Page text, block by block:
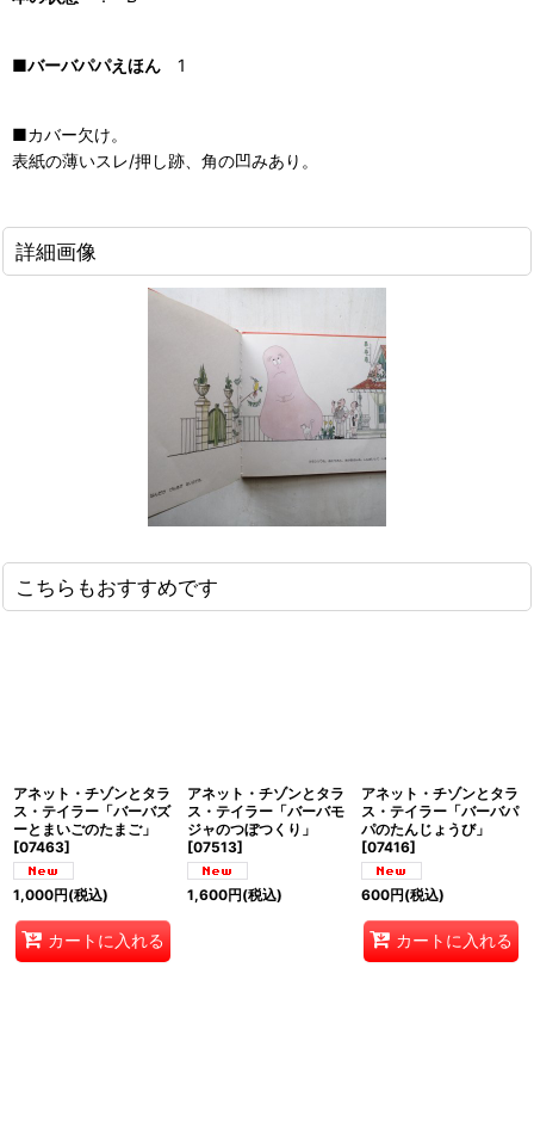
■バーバパパえほん 1
■カバー欠け。
表紙の薄いスレ/押し跡、角の凹みあり。
詳細画像
こちらもおすすめです
アネット・チゾンとタラ
ス・テイラー「バーバズ
ーとまいごのたまご」
[07463]
1,000円(税込)
カートに入れる
アネット・チゾンとタラ
ス・テイラー「バーバモ
ジャのつぼつくり」
[07513]
1,600円(税込)
アネット・チゾンとタラ
ス・テイラー「バーバパ
パのたんじょうび」
[07416]
600円(税込)
カートに入れる